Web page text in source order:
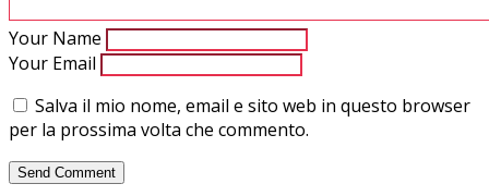
Your Name
Your Email
Salva il mio nome, email e sito web in questo browser
per la prossima volta che commento.